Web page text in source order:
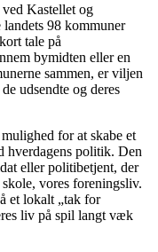
Kastellet og
98 kommuner
tale på
bymidten eller en
sammen, er viljen
udsendte og deres
for at skabe et
hverdagens politik. Den
eller politibetjent, der
vores foreningsliv.
et lokalt „tak for
liv på spil langt væk